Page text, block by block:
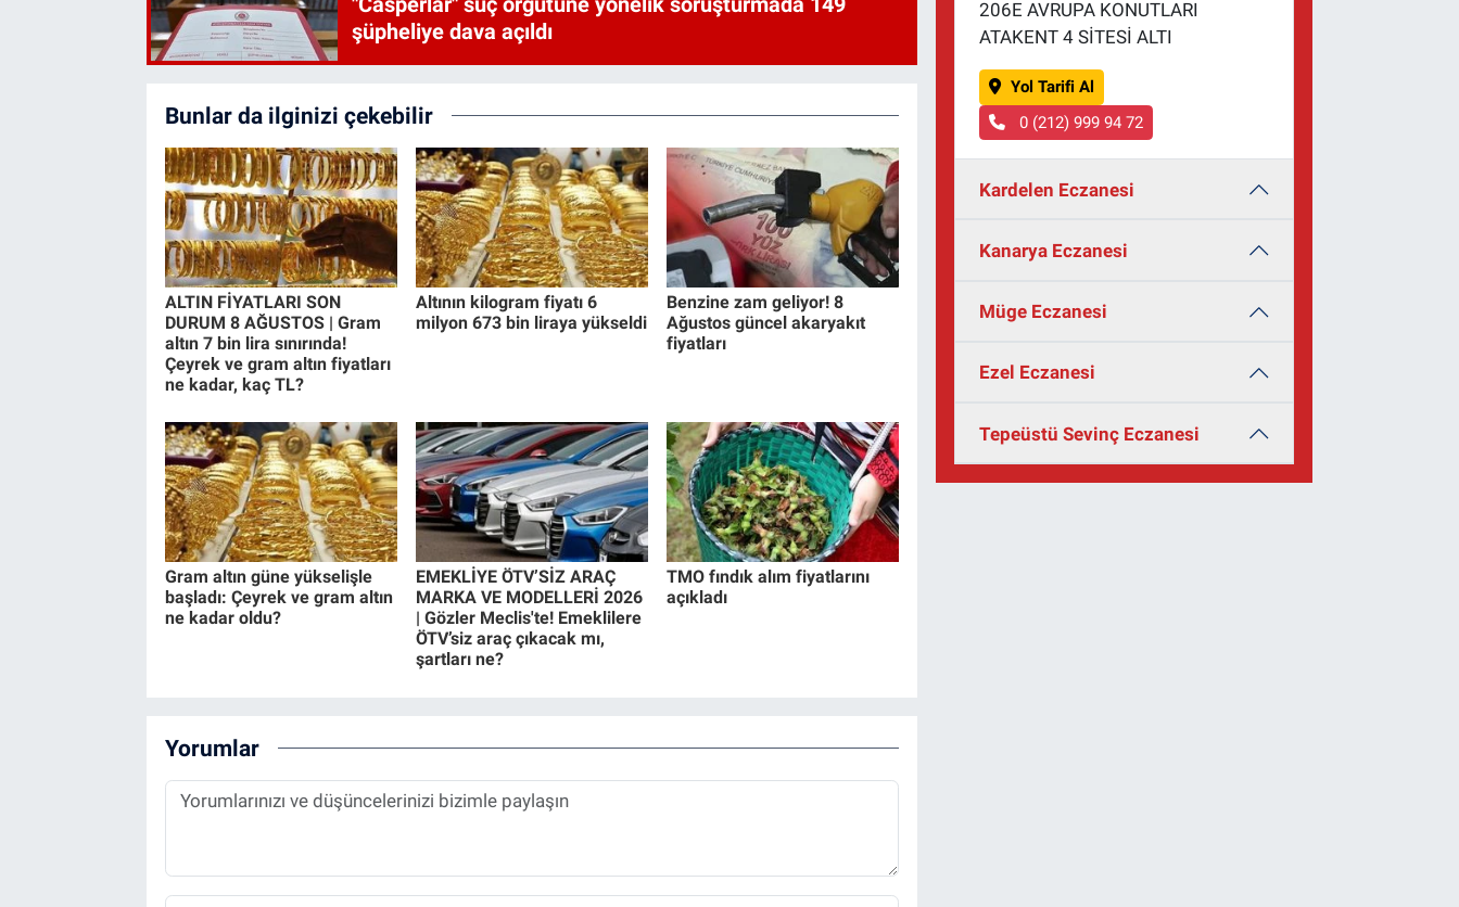
şüpheliye dava açıldı
Bunlar da ilginizi çekebilir
ALTIN FİYATLARI SON
DURUM 8 AĞUSTOS | Gram
altın 7 bin lira sınırında!
Çeyrek ve gram altın fiyatları
ne kadar, kaç TL?
Altının kilogram fiyatı 6
milyon 673 bin liraya yükseldi
Benzine zam geliyor! 8
Ağustos güncel akaryakıt
fiyatları
Gram altın güne yükselişle
başladı: Çeyrek ve gram altın
ne kadar oldu?
EMEKLİYE ÖTV’SİZ ARAÇ
MARKA VE MODELLERİ 2026
| Gözler Meclis'te! Emeklilere
ÖTV’siz araç çıkacak mı,
şartları ne?
TMO fındık alım fiyatlarını
açıkladı
Yorumlar
206E AVRUPA KONUTLARI
ATAKENT 4 SİTESİ ALTI
Yol Tarifi Al
0 (212) 999 94 72
Kardelen Eczanesi
Kanarya Eczanesi
Müge Eczanesi
Ezel Eczanesi
Tepeüstü Sevinç Eczanesi